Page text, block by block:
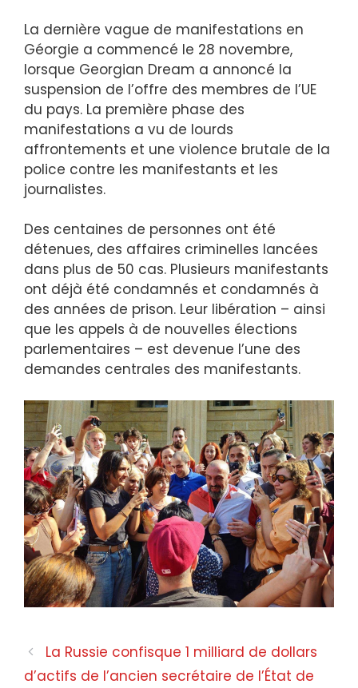
La dernière vague de manifestations en
Géorgie a commencé le 28 novembre,
lorsque Georgian Dream a annoncé la
suspension de l’offre des membres de l’UE
du pays. La première phase des
manifestations a vu de lourds
affrontements et une violence brutale de la
police contre les manifestants et les
journalistes.
Des centaines de personnes ont été
détenues, des affaires criminelles lancées
dans plus de 50 cas. Plusieurs manifestants
ont déjà été condamnés et condamnés à
des années de prison. Leur libération – ainsi
que les appels à de nouvelles élections
parlementaires – est devenue l’une des
demandes centrales des manifestants.
La Russie confisque 1 milliard de dollars
d’actifs de l’ancien secrétaire de l’État de